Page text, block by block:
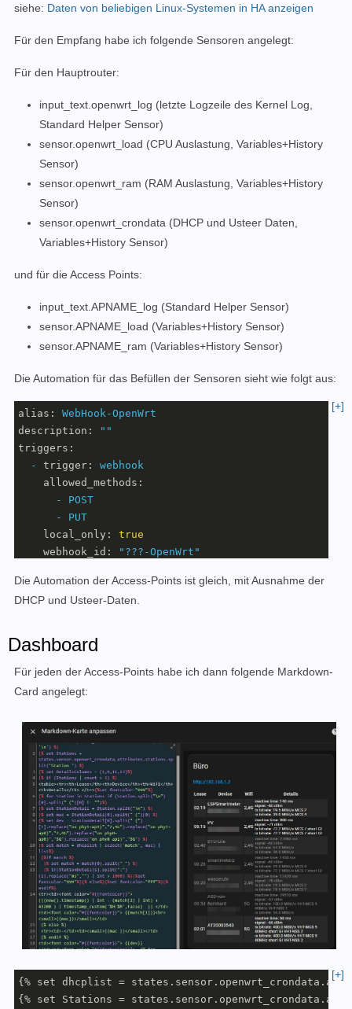
siehe: Daten von beliebigen Linux-Systemen in HA anzeigen
Für den Empfang habe ich folgende Sensoren angelegt:
Für den Hauptrouter:
input_text.openwrt_log (letzte Logzeile des Kernel Log,
Standard Helper Sensor)
sensor.openwrt_load (CPU Auslastung, Variables+History
Sensor)
sensor.openwrt_ram (RAM Auslastung, Variables+History
Sensor)
sensor.openwrt_crondata (DHCP und Usteer Daten,
Variables+History Sensor)
und für die Access Points:
input_text.APNAME_log (Standard Helper Sensor)
sensor.APNAME_load (Variables+History Sensor)
sensor.APNAME_ram (Variables+History Sensor)
Die Automation für das Befüllen der Sensoren sieht wie folgt aus:
[+]
alias:
WebHook-OpenWrt
description:
""
triggers:
-
trigger:
webhook
allowed_methods:
-
POST
-
PUT
local_only:
true
webhook_id:
"???-OpenWrt"
actions:
- action: input_text.set_value
data:
target:
entity_id:
- action: variable.update_sensor
metadata: {}
data:
replace_attributes:
attributes:
dhcp: "{{ trigger.data.dhcp }}"
usteer: "{{ trigger.data.usteer }}"
stations: "{{ trigger.data.stations }}
value: >-
{% set Stations =
Station in Stations if
{% set StationDetail = Station.split("\n")
target:
action:
variable.update_sensor
metadata:
{}
Die Automation der Access-Points ist gleich, mit Ausnahme der
DHCP und Usteer-Daten.
Dashboard
Für jeden der Access-Points habe ich dann folgende Markdown-
Card angelegt:
[+]
{% set dhcplist =
{% set Stations =